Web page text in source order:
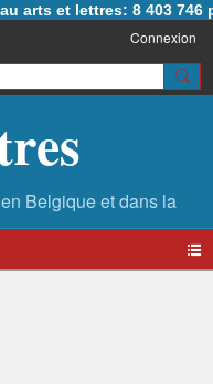
arts et lettres: 8 403 746
Connexion